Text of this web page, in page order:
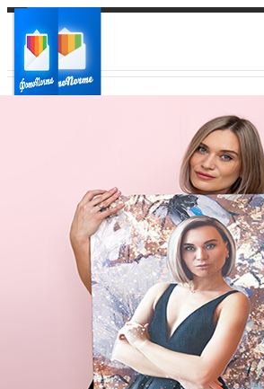
Ваш регион доставки
Выберите из списка: